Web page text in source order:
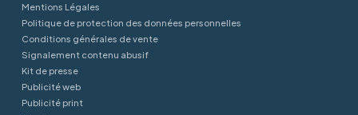
Mentions Légales
Politique de protection des données personnelles
Conditions générales de vente
Signalement contenu abusif
Kit de presse
Publicité web
Publicité print